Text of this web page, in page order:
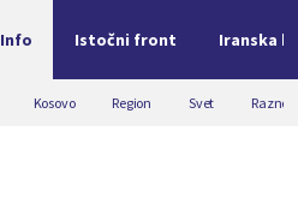
Info Istočni front Iranska
Kosovo Region Svet Razno